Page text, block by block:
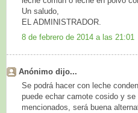
Un saludo,
EL ADMINISTRADOR.
8 de febrero de 2014 a las 21:01
Anónimo dijo...
Se podrá hacer con leche
puede echar camote cosido y
mencionados, será buena